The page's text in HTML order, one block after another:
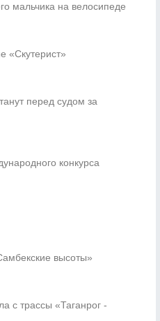
мальчика на велосипеде
«Скутерист»
перед судом за
конкурса
высоты»
с трассы «Таганрог -